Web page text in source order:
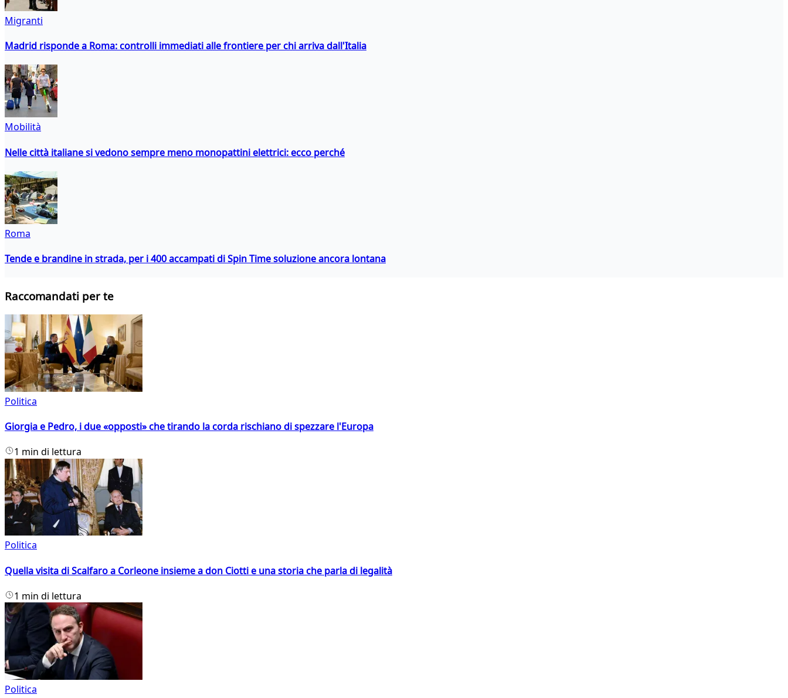
Migranti
Madrid risponde a Roma: controlli immediati alle frontiere per chi arriva dall'Italia
Mobilità
Nelle città italiane si vedono sempre meno monopattini elettrici: ecco perché
Roma
Tende e brandine in strada, per i 400 accampati di Spin Time soluzione ancora lontana
Raccomandati per te
Politica
Giorgia e Pedro, i due «opposti» che tirando la corda rischiano di spezzare l'Europa
1 min di lettura
Politica
Quella visita di Scalfaro a Corleone insieme a don Ciotti e una storia che parla di legalità
1 min di lettura
Politica